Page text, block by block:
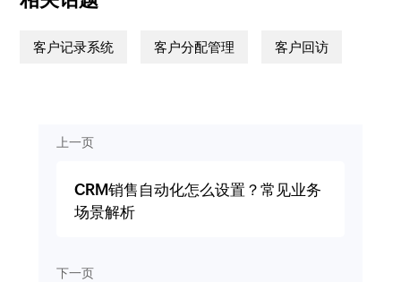
客户记录系统 客户分配管理 客户回访
上一页
CRM销售自动化怎么设置？常见业务
场景解析
下一页